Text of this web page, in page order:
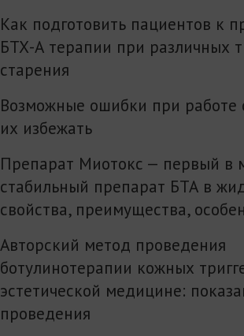
Как подготовить пациентов к
БТХ-А терапии при различных
старения
Возможные ошибки при работе
их избежать
Препарат Миотокс — первый в
стабильный препарат БТА в
свойства, преимущества,
Авторский метод проведения
ботулинотерапии кожных
эстетической медицине:
проведения